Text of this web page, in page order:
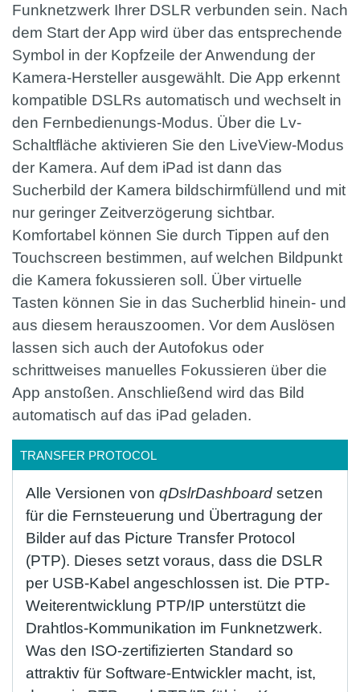
Funknetzwerk Ihrer DSLR verbunden sein. Nach
dem Start der App wird über das entsprechende
Symbol in der Kopfzeile der Anwendung der
Kamera-Hersteller ausgewählt. Die App erkennt
kompatible DSLRs automatisch und wechselt in
den Fernbedienungs-Modus. Über die Lv-
Schaltfläche aktivieren Sie den LiveView-Modus
der Kamera. Auf dem iPad ist dann das
Sucherbild der Kamera bildschirmfüllend und mit
nur geringer Zeitverzögerung sichtbar.
Komfortabel können Sie durch Tippen auf den
Touchscreen bestimmen, auf welchen Bildpunkt
die Kamera fokussieren soll. Über virtuelle
Tasten können Sie in das Sucherblid hinein- und
aus diesem herauszoomen. Vor dem Auslösen
lassen sich auch der Autofokus oder
schrittweises manuelles Fokussieren über die
App anstoßen. Anschließend wird das Bild
automatisch auf das iPad geladen.
TRANSFER PROTOCOL
Alle Versionen von qDslrDashboard setzen
für die Fernsteuerung und Übertragung der
Bilder auf das Picture Transfer Protocol
(PTP). Dieses setzt voraus, dass die DSLR
per USB-Kabel angeschlossen ist. Die PTP-
Weiterentwicklung PTP/IP unterstützt die
Drahtlos-Kommunikation im Funknetzwerk.
Was den ISO-zertifizierten Standard so
attraktiv für Software-Entwickler macht, ist,